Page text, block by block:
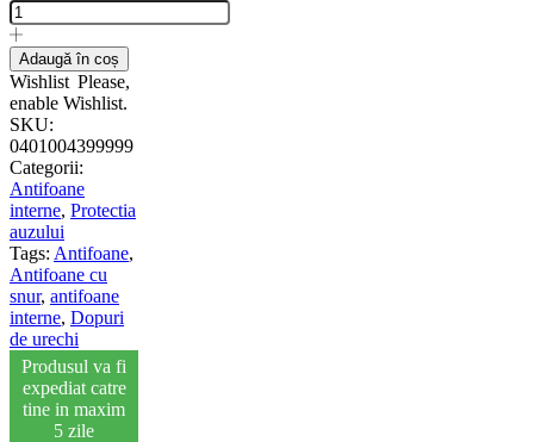
Adaugă în coș
Wishlist Please,
enable Wishlist.
SKU:
0401004399999
Categorii:
Antifoane
interne, Protectia
auzului
Tags: Antifoane,
Antifoane cu
snur, antifoane
interne, Dopuri
de urechi
Produsul va fi
expediat catre
tine in maxim
5 zile